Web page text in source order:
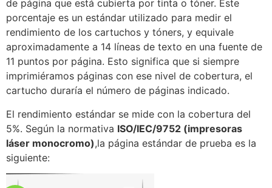
de página que está cubierta por tinta o tóner. Este
porcentaje es un estándar utilizado para medir el
rendimiento de los cartuchos y tóners, y equivale
aproximadamente a 14 líneas de texto en una fuente de
11 puntos por página. Esto significa que si siempre
imprimiéramos páginas con ese nivel de cobertura, el
cartucho duraría el número de páginas indicado.
El rendimiento estándar se mide con la cobertura del
5%. Según la normativa ISO/IEC/9752 (impresoras
láser monocromo),la página estándar de prueba es la
siguiente: